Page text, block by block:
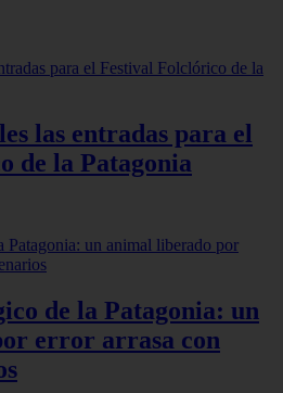
las entradas para el
de la Patagonia
de la Patagonia: un
error arrasa con